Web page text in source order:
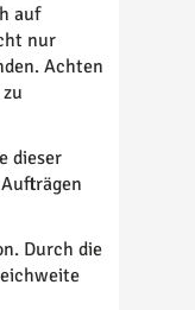
auf
nur
Achten
dieser
Durch die